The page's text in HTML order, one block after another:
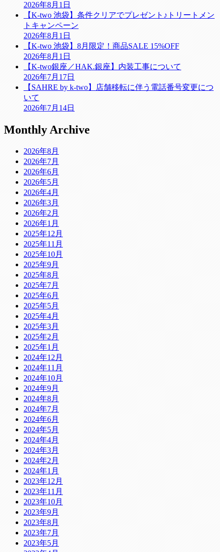
2026年8月1日
【K-two 池袋】条件クリアでプレゼント♪トリートメン
トキャンペーン
2026年8月1日
【K-two 池袋】8月限定！商品SALE 15%OFF
2026年8月1日
【K-two銀座／HAK.銀座】内装工事について
2026年7月17日
【SAHRE by k-two】店舗移転に伴う電話番号変更につ
いて
2026年7月14日
Monthly Archive
2026年8月
2026年7月
2026年6月
2026年5月
2026年4月
2026年3月
2026年2月
2026年1月
2025年12月
2025年11月
2025年10月
2025年9月
2025年8月
2025年7月
2025年6月
2025年5月
2025年4月
2025年3月
2025年2月
2025年1月
2024年12月
2024年11月
2024年10月
2024年9月
2024年8月
2024年7月
2024年6月
2024年5月
2024年4月
2024年3月
2024年2月
2024年1月
2023年12月
2023年11月
2023年10月
2023年9月
2023年8月
2023年7月
2023年5月